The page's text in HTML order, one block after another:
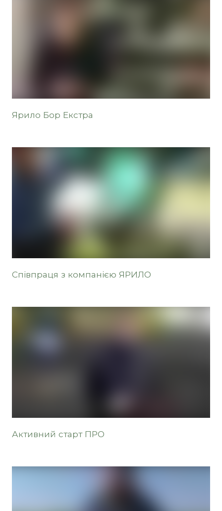
Ярило Бор Екстра
Співпраця з компанією ЯРИЛО
Активний старт ПРО